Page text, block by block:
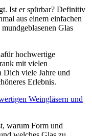
Ist er spürbar? Definitiv
aus einem einfachen
Glas
hochwertige
mit vielen
Dich viele Jahre und
Erlebnis.
Weingläsern und
warum Form und